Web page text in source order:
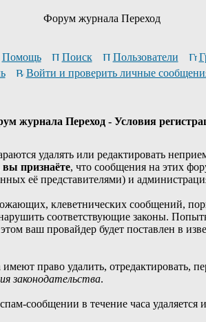
Форум журнала Переход
Помощь Поиск Пользователи
Войти и проверить личные
журнала Переход - Условия
удалять или редактировать
вы признаёте, что сообщения на этих
её представителями) и
клеветнических сообщений,
соответствующие законы.
ваш провайдер будет поставлен в
право удалить, отредактировать,
законодательства.
сообщении в течение часа удаляется